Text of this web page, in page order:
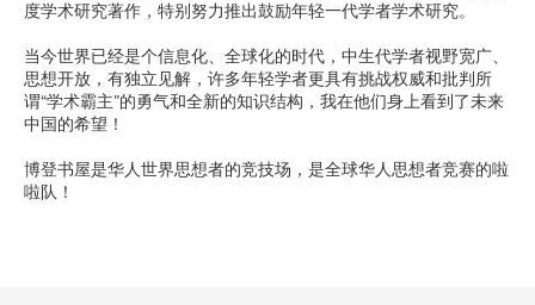
度学术研究著作，特别努力推出鼓励年轻一代学者学术研究。
当今世界已经是个信息化、全球化的时代，中生代学者视野宽广、
思想开放，有独立见解，许多年轻学者更具有挑战权威和批判所
谓“学术霸主”的勇气和全新的知识结构，我在他们身上看到了未来
中国的希望！
博登书屋是华人世界思想者的竞技场，是全球华人思想者竞赛的啦
啦队！